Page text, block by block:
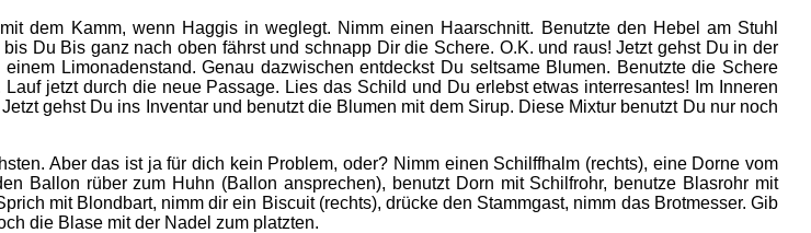
dem Kamm, wenn Haggis in weglegt. Nimm einen Haarschnitt. Benutzte den Hebel am Stuhl
Du Bis ganz nach oben fährst und schnapp Dir die Schere. O.K. und raus! Jetzt gehst Du in der
Limonadenstand. Genau dazwischen entdeckst Du seltsame Blumen. Benutzte die Schere
jetzt durch die neue Passage. Lies das Schild und Du erlebst etwas interresantes! Im Inneren
gehst Du ins Inventar und benutzt die Blumen mit dem Sirup. Diese Mixtur benutzt Du nur noch
Aber das ist ja für dich kein Problem, oder? Nimm einen Schilffhalm (rechts), eine Dorne vom
Ballon rüber zum Huhn (Ballon ansprechen), benutzt Dorn mit Schilfrohr, benutze Blasrohr mit
mit Blondbart, nimm dir ein Biscuit (rechts), drücke den Stammgast, nimm das Brotmesser. Gib
die Blase mit der Nadel zum platzten.